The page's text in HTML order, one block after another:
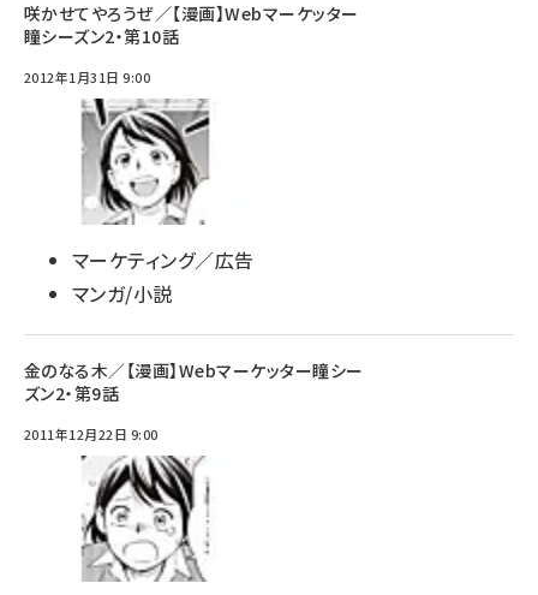
咲かせてやろうぜ／【漫画】Webマーケッター
瞳シーズン2・第10話
2012年1月31日 9:00
マーケティング／広告
マンガ/小説
金のなる木／【漫画】Webマーケッター瞳シー
ズン2・第9話
2011年12月22日 9:00